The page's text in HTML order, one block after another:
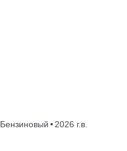
Бензиновый
2026 г.в.